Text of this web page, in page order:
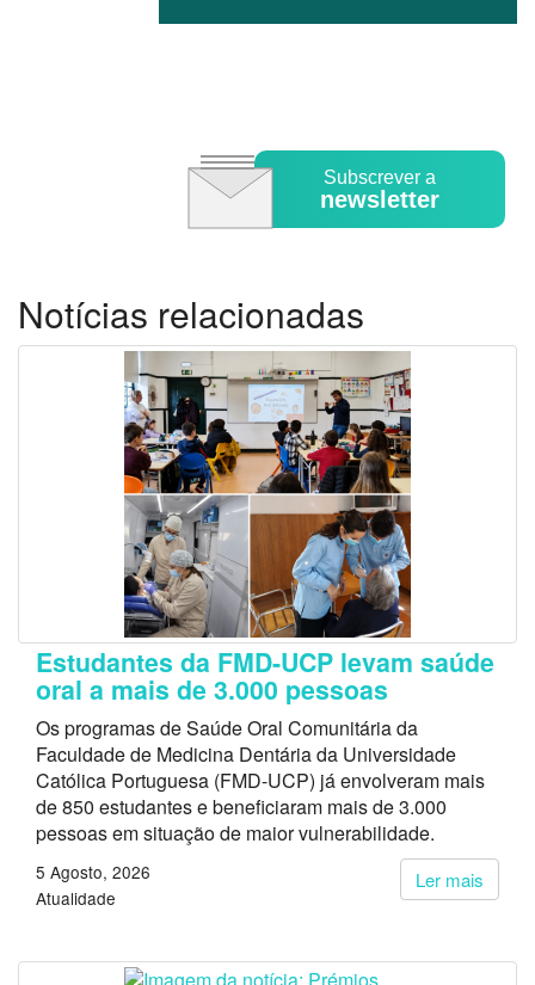
Subscrever a
newsletter
Notícias relacionadas
Estudantes da FMD-UCP levam saúde
oral a mais de 3.000 pessoas
Os programas de Saúde Oral Comunitária da
Faculdade de Medicina Dentária da Universidade
Católica Portuguesa (FMD-UCP) já envolveram mais
de 850 estudantes e beneficiaram mais de 3.000
pessoas em situação de maior vulnerabilidade.
Ler mais
5 Agosto, 2026
Atualidade